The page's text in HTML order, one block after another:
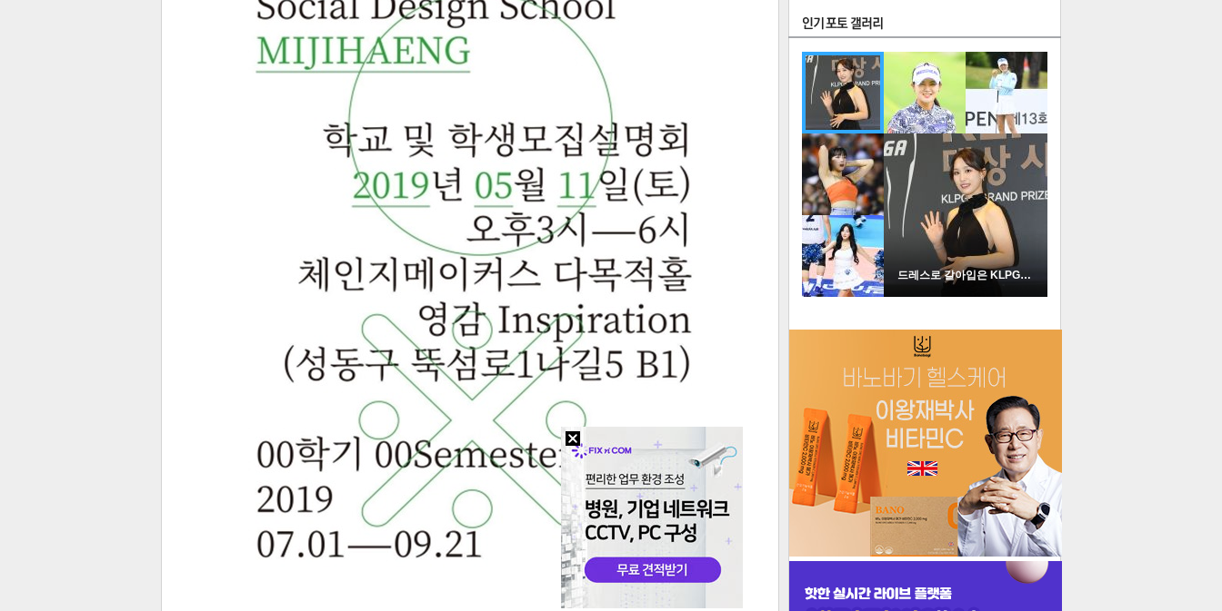
최신 뉴스 연예 스포츠 라이프
만화
FOCUS
텍스 텍스 url 복
많이 본 뉴스
연예
스포츠 포토
2
더보기
인기포토
드레스로 갈아입은 KLPGA …